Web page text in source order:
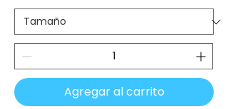
Agregar al carrito